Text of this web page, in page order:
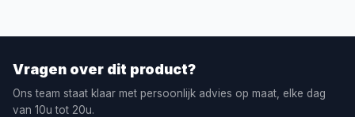
Vragen over dit product?
Ons team staat klaar met persoonlijk advies op maat, elke dag
van 10u tot 20u.